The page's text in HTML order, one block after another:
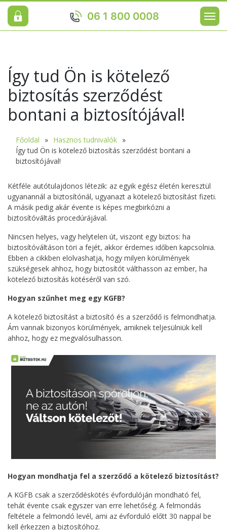
06 1 800 0008
Így tud Ön is kötelező
biztosítás szerződést
bontani a biztosítójával!
Főoldal
Hasznos tudnivalók
Így tud Ön is kötelező biztosítás szerződést bontani a
biztosítójával!
Kétféle autótulajdonos létezik: az egyik egész életén keresztül
ugyanannál a biztosítónál, ugyanazt a kötelező biztosítást fizeti.
A másik pedig akár évente is képes megbirkózni a
biztosítóváltás procedúrájával.
Nincsen helyes, vagy helytelen út, viszont egy biztos: ha
biztosítóváltáson töri a fejét, akkor érdemes időben kapcsolnia.
Ebben a cikkben elolvashatja, hogy milyen körülmények
szükségesek ahhoz, hogy biztosítót válthasson az ember, ha
kötelező biztosítás kötéséről van szó.
Hogyan szűnhet meg egy KGFB?
A kötelező biztosítást a biztosító és a szerződő is felmondhatja.
Ám vannak bizonyos körülmények, amiknek teljesülniük kell
ahhoz, hogy ez megvalósulhasson.
Hogyan mondhatja fel a szerződő a kötelező biztosítást?
A KGFB csak a szerződéskötés évfordulóján mondható fel,
tehát évente csak egyszer van erre lehetőség. A felmondás
feltétele a felmondó levél, ami az évforduló előtt 30 nappal be
kell érkezzen a biztosítóhoz.